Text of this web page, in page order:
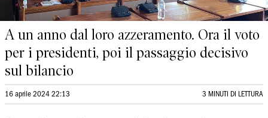
A un anno dal loro azzeramento. Ora il voto
per i presidenti, poi il passaggio decisivo
sul bilancio
16 aprile 2024 22:13 3 MINUTI DI LETTURA